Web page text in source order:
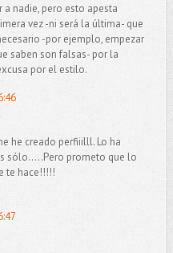
nadie, pero esto apesta
vez -ni será la última- que
-por ejemplo, empezar
saben son falsas- por la
por el estilo.
he creado perfiiilll. Lo ha
sólo.....Pero prometo que lo
te hace!!!!!